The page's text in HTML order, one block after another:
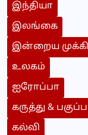
இந்தியா
இலங்கை
இன்றைய
உலகம்
ஐரோப்பா
கருத்து &
கல்வி